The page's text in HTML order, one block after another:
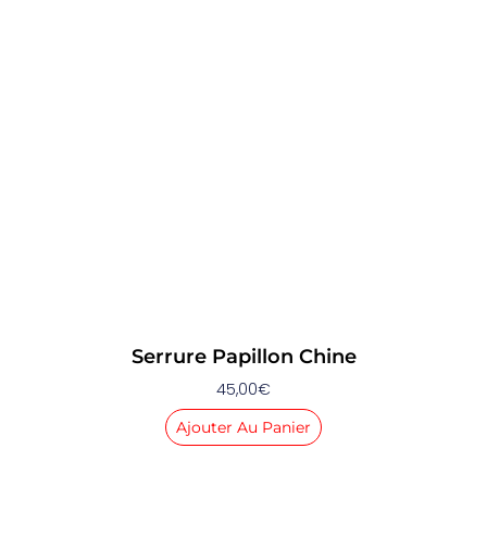
Serrure Papillon Chine
45,00€
Ajouter Au Panier